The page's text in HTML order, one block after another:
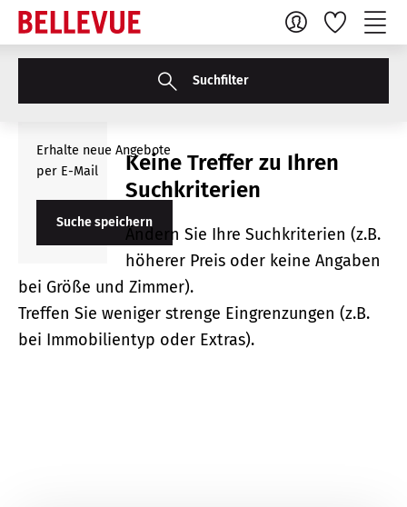
Suchfilter
Erhalte neue Angebote
per E-Mail
Suche speichern
Keine Treffer zu Ihren
Suchkriterien
Ändern Sie Ihre Suchkriterien (z.B.
höherer Preis oder keine Angaben
bei Größe und Zimmer).
Treffen Sie weniger strenge Eingrenzungen (z.B.
bei Immobilientyp oder Extras).